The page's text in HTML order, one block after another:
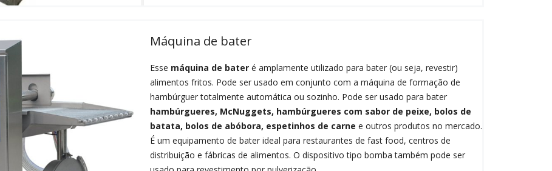
Máquina de bater
Esse máquina de bater é amplamente utilizado para bater (ou seja, revestir)
alimentos fritos. Pode ser usado em conjunto com a máquina de formação de
hambúrguer totalmente automática ou sozinho. Pode ser usado para bater
hambúrgueres, McNuggets, hambúrgueres com sabor de peixe, bolos de
batata, bolos de abóbora, espetinhos de carne e outros produtos no mercado.
É um equipamento de bater ideal para restaurantes de fast food, centros de
distribuição e fábricas de alimentos. O dispositivo tipo bomba também pode ser